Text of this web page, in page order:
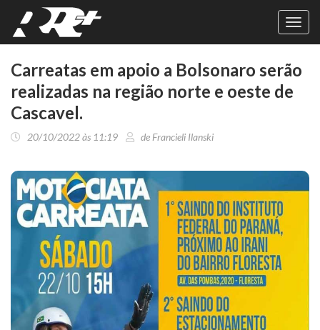
Carreatas em apoio a Bolsonaro serão
realizadas na região norte e oeste de
Cascavel.
20/10/2022 às 11:19 de Francieli Ilanski